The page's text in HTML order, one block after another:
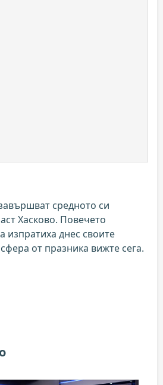
средното си
Хасково. Повечето
изпратиха днес своите
от празника вижте сега.